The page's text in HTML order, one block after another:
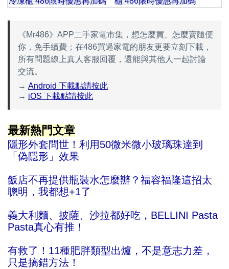
《Mr486》APP二手家電市集，想怎麼買、怎麼賣隨便
你，免手續費；在486買過家電的朋友更要立刻下載，
所有問題線上真人客服回覆，還能與其他人一起討論
交流。
→ Android 下載點請按此
→ iOS 下載點請按此
最新熱門文章
隱形外套問世！利用50微米微小玻璃珠達到
「偽隱形」效果
飯店不再提供瓶裝水怎麼辦？福容福隆這招太
聰明，我都想+1了
義大利麵、披薩、沙拉都好吃，BELLINI Pasta
Pasta真心有推！
有救了！11種肥胖類型出爐，不是意志力差，
只是搞錯方法！